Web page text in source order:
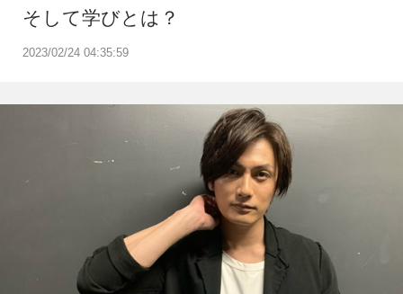
2023/02/24 04:35:59
そして学びとは？